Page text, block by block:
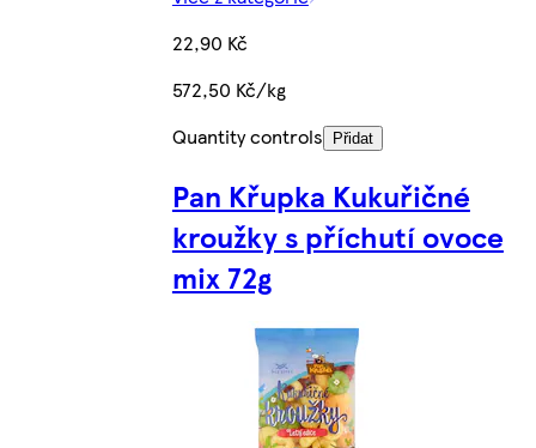
22,90 Kč
572,50 Kč/kg
Quantity controls
Přidat
Pan Křupka Kukuřičné
kroužky s příchutí ovoce
mix 72g